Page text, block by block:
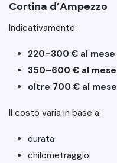
Cortina d’Ampezzo
Indicativamente:
220–300 € al mese
350–600 € al mese
oltre 700 € al mese
Il costo varia in base a:
durata
chilometraggio